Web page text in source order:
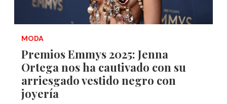
MODA
Premios Emmys 2025: Jenna
Ortega nos ha cautivado con su
arriesgado vestido negro con
joyería